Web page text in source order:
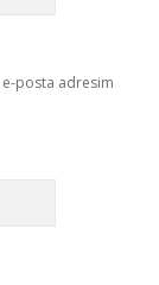
e-posta adresim